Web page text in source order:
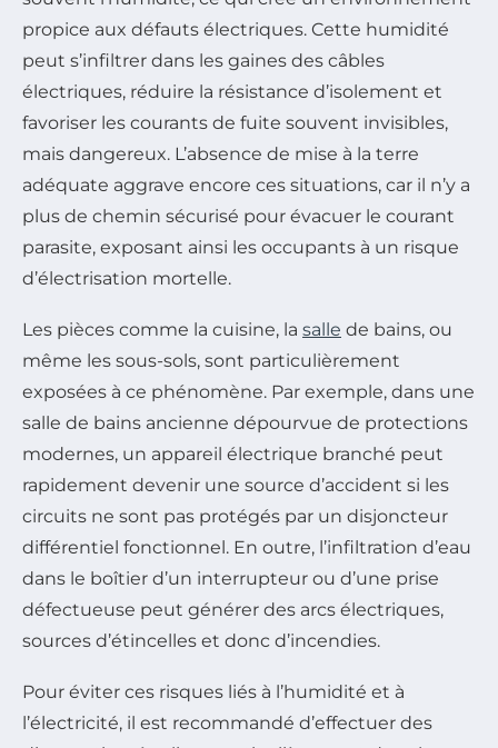
propice aux défauts électriques. Cette humidité
peut s’infiltrer dans les gaines des câbles
électriques, réduire la résistance d’isolement et
favoriser les courants de fuite souvent invisibles,
mais dangereux. L’absence de mise à la terre
adéquate aggrave encore ces situations, car il n’y a
plus de chemin sécurisé pour évacuer le courant
parasite, exposant ainsi les occupants à un risque
d’électrisation mortelle.
Les pièces comme la cuisine, la salle de bains, ou
même les sous-sols, sont particulièrement
exposées à ce phénomène. Par exemple, dans une
salle de bains ancienne dépourvue de protections
modernes, un appareil électrique branché peut
rapidement devenir une source d’accident si les
circuits ne sont pas protégés par un disjoncteur
différentiel fonctionnel. En outre, l’infiltration d’eau
dans le boîtier d’un interrupteur ou d’une prise
défectueuse peut générer des arcs électriques,
sources d’étincelles et donc d’incendies.
Pour éviter ces risques liés à l’humidité et à
l’électricité, il est recommandé d’effectuer des